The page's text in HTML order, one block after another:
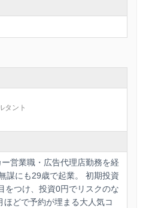
さい。
お願いしたいです。
うございます。
）までご連
いのですが…
WOMAN®メンターのみ
。
の提供、社員研修講師として
タント
営業職・広告代理店勤務を経
謀にも29歳で起業。 初期投資
をつけ、投資0円でリスクのな
ほどで予約が埋まる大人気コ